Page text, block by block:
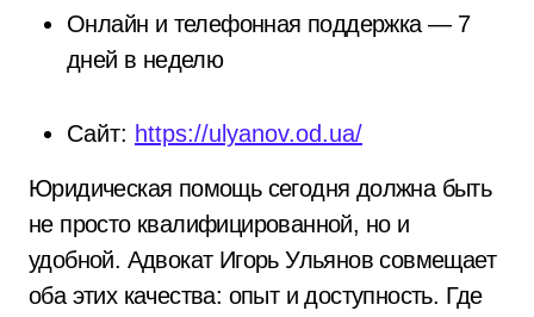
Онлайн и телефонная поддержка — 7
дней в неделю
Сайт: https://ulyanov.od.ua/
Юридическая помощь сегодня должна быть
не просто квалифицированной, но и
удобной. Адвокат Игорь Ульянов совмещает
оба этих качества: опыт и доступность. Где